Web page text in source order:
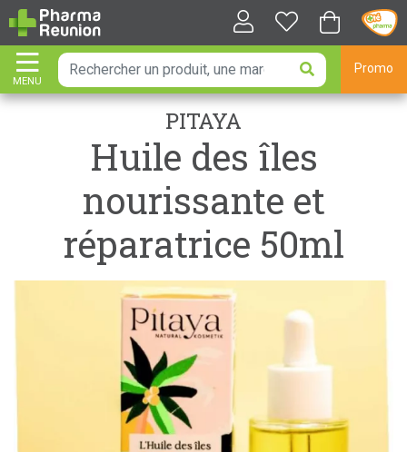
MENU
AFFICHER LA NAVIGATION
Promo
PITAYA
Huile des îles
nourissante et
réparatrice 50ml